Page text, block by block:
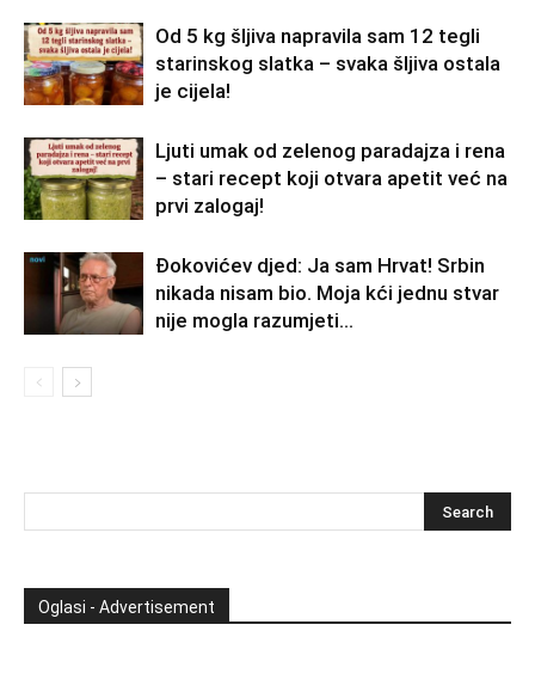
Od 5 kg šljiva napravila sam 12 tegli
starinskog slatka – svaka šljiva ostala
je cijela!
Ljuti umak od zelenog paradajza i rena
– stari recept koji otvara apetit već na
prvi zalogaj!
Đokovićev djed: Ja sam Hrvat! Srbin
nikada nisam bio. Moja kći jednu stvar
nije mogla razumjeti…
Oglasi - Advertisement